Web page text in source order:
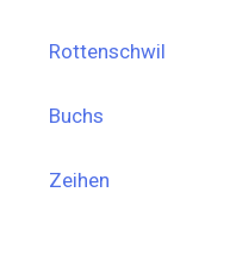
Rottenschwil
Buchs
Zeihen